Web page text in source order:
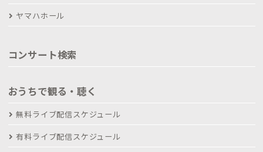
ヤマハホール
コンサート検索
おうちで観る・聴く
無料ライブ配信スケジュール
有料ライブ配信スケジュール